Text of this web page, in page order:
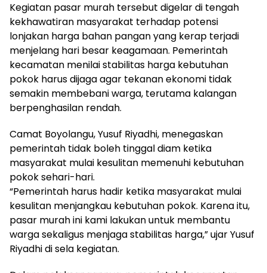
Kegiatan pasar murah tersebut digelar di tengah
kekhawatiran masyarakat terhadap potensi
lonjakan harga bahan pangan yang kerap terjadi
menjelang hari besar keagamaan. Pemerintah
kecamatan menilai stabilitas harga kebutuhan
pokok harus dijaga agar tekanan ekonomi tidak
semakin membebani warga, terutama kalangan
berpenghasilan rendah.
Camat Boyolangu, Yusuf Riyadhi, menegaskan
pemerintah tidak boleh tinggal diam ketika
masyarakat mulai kesulitan memenuhi kebutuhan
pokok sehari-hari.
“Pemerintah harus hadir ketika masyarakat mulai
kesulitan menjangkau kebutuhan pokok. Karena itu,
pasar murah ini kami lakukan untuk membantu
warga sekaligus menjaga stabilitas harga,” ujar Yusuf
Riyadhi di sela kegiatan.